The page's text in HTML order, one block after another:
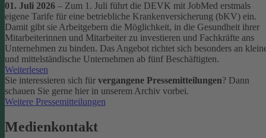
01. Juli 2026 – Zum 1. Juli führt die DEVK mit JobMed erstmals
eigene Tarife für eine betriebliche Krankenversicherung (bKV) ein.
Damit gibt sie Arbeitgebern die Möglichkeit, in die Gesundheit ihrer
Mitarbeiterinnen und Mitarbeiter zu investieren und Fachkräfte ans
Unternehmen zu binden. Das Angebot richtet sich besonders an
und mittelständische Unternehmen ab fünf Beschäftigten.
Weiterlesen
Sie interessieren sich für vergangene Pressemitteilungen? Dann
schauen Sie gerne hier in unserem Archiv vorbei.
Weitere Pressemitteilungen
Medienkontakt